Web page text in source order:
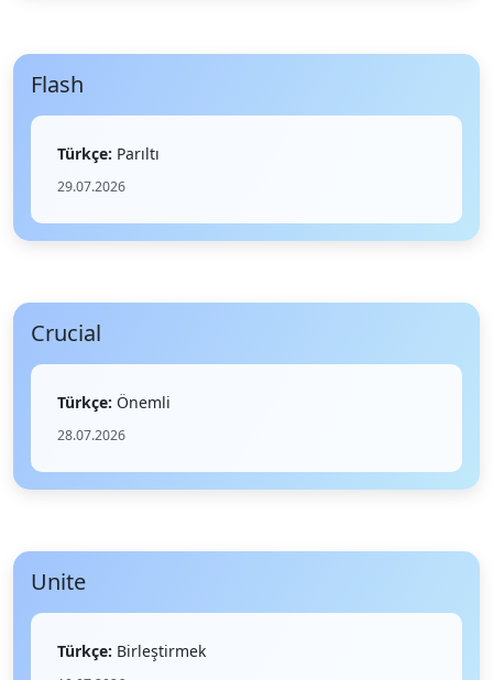
Flash
Türkçe: Parıltı
29.07.2026
Crucial
Türkçe: Önemli
28.07.2026
Unite
Türkçe: Birleştirmek